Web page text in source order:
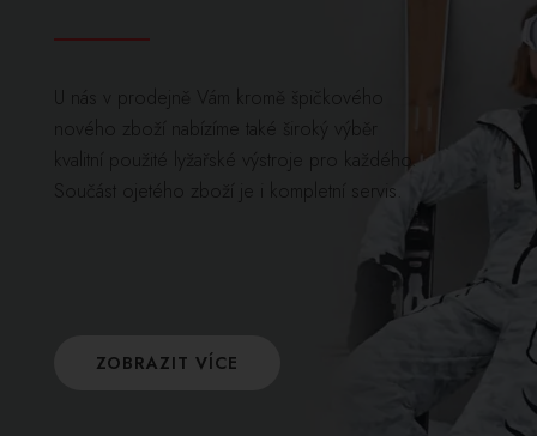
U nás v prodejně Vám kromě špičkového
nového zboží nabízíme také široký výběr
kvalitní použité lyžařské výstroje pro každého.
Součást ojetého zboží je i kompletní servis.
ZOBRAZIT VÍCE